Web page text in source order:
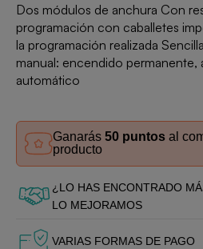
Dos módulos de anchura Con
programación con caballetes
la programación realizada
manual: encendido permanente,
automático
Ganarás 50 puntos al
producto
¿LO HAS ENCONTRADO
LO MEJORAMOS
VARIAS FORMAS DE PAGO